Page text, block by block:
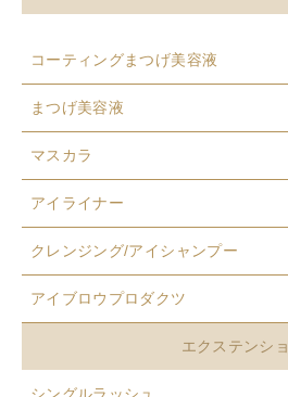
コーティングまつげ美容液
まつげ美容液
マスカラ
アイライナー
クレンジング/アイシャンプー
アイブロウプロダクツ
エクステンシ